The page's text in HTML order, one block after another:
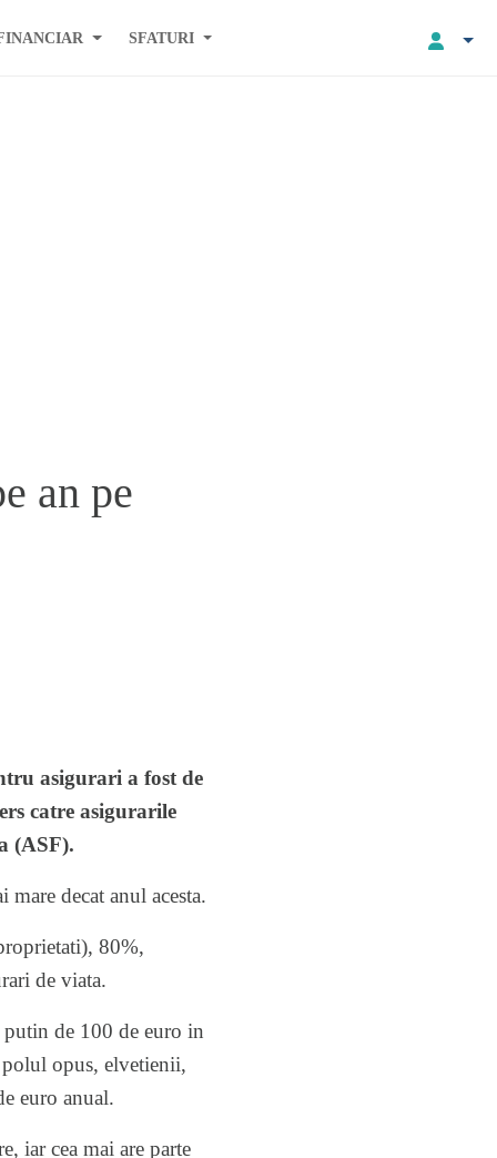
SFATURI
an pe
asigurari a fost de
catre asigurarile
(ASF).
decat anul acesta.
80%,
de viata.
de 100 de euro in
opus, elvetienii,
euro anual.
iar cea mai are parte